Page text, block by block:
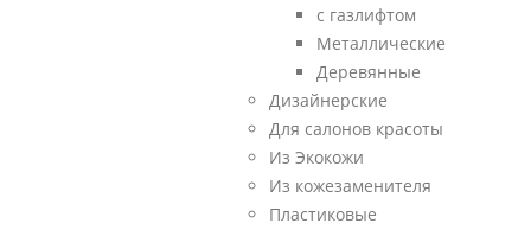
с газлифтом
Металлические
Деревянные
Дизайнерские
Для салонов красоты
Из Экокожи
Из кожезаменителя
Пластиковые